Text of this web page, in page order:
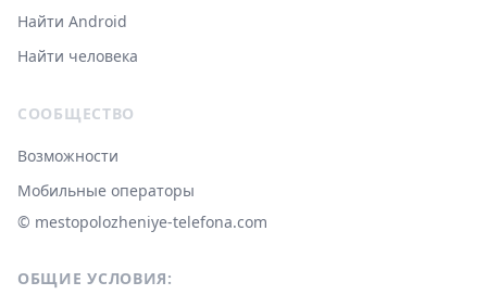
Найти Android
Найти человека
СООБЩЕСТВО
Возможности
Мобильные операторы
© ‌mestopolozheniye-telefona.com
ОБЩИЕ УСЛОВИЯ: